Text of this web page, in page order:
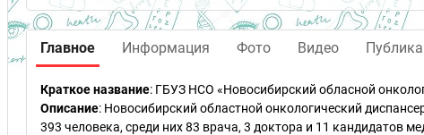
Главное Информация Фото Видео
Краткое название: ГБУЗ НСО «Новосибирский обласной
Описание: Новосибирский областной онкологический
393 человека, среди них 83 врача, 3 доктора и 11 кандидатов